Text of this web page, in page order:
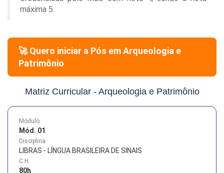
máxima 5.
🚀 Quero iniciar a Pós emArqueologia e
Patrimônio
Matriz Curricular - Arqueologia e Patrimônio
Módulo
Mód. 01
Disciplina
LIBRAS - LÍNGUA BRASILEIRA DE SINAIS
C.H
80h